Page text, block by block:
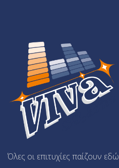
Όλες οι επιτυχίες παίζουν